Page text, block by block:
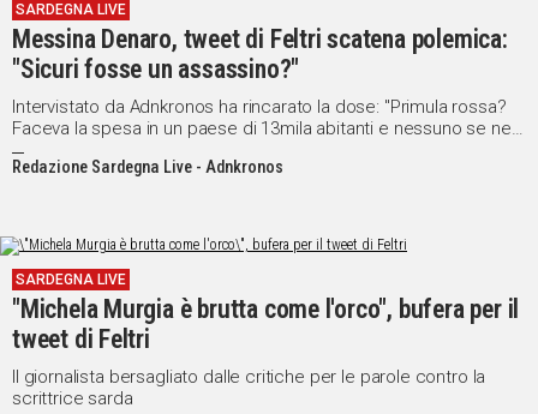
SULCIS
GALLURA
OGLIASTRA
MEDIO
CAMPIDANO
POLITICA
IN
ITALIA
NEL
MONDO
SPORT
SARDEGNA LIVE
Messina Denaro, tweet di Feltri scatena polemica:
"Sicuri fosse un assassino?"
Intervistato da Adnkronos ha rincarato la dose: "Primula rossa?
Faceva la spesa in un paese di 13mila abitanti e nessuno se ne
è accorto, devo applaudire?"
Redazione Sardegna Live - Adnkronos
SARDEGNA LIVE
"Michela Murgia è brutta come l'orco", bufera per il
tweet di Feltri
Il giornalista bersagliato dalle critiche per le parole contro la
scrittrice sarda